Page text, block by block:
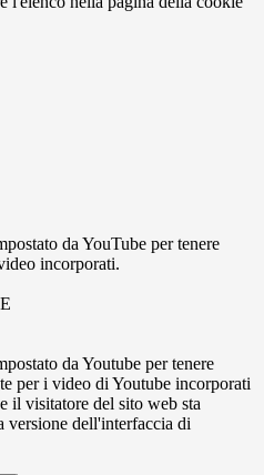
da YouTube per tenere
incorporati.
da Youtube per tenere
per i video di Youtube incorporati
il visitatore del sito web sta
versione dell'interfaccia di